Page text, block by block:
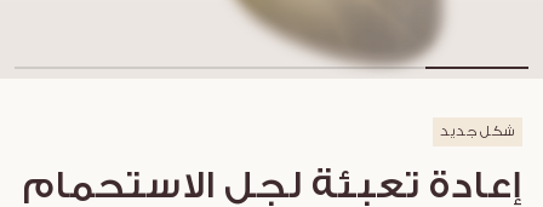
شكل جديد
إعادة تعبئة لجل الاستحمام